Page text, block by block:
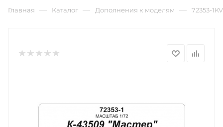
Главная — Каталог — Дополнения к моделям — 72353-